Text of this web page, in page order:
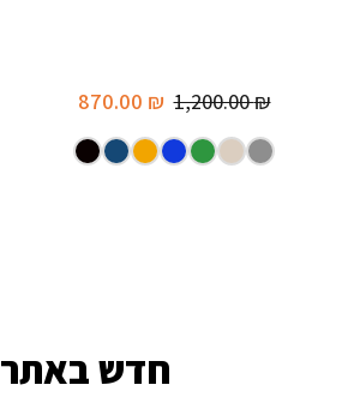
1,200.00₪
870.00 ₪
חדש באתר